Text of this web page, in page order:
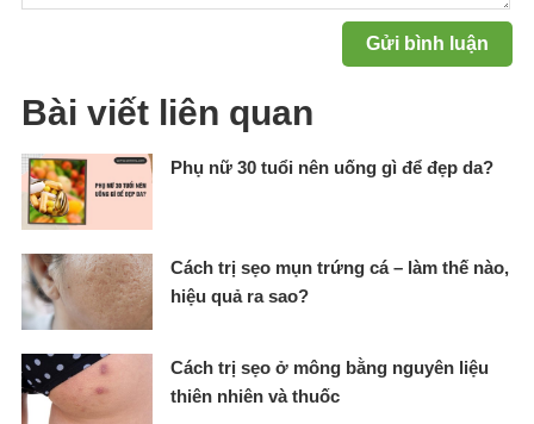
Bài viết liên quan
Phụ nữ 30 tuổi nên uống gì để đẹp da?
Cách trị sẹo mụn trứng cá – làm thế nào,
hiệu quả ra sao?
Cách trị sẹo ở mông bằng nguyên liệu
thiên nhiên và thuốc